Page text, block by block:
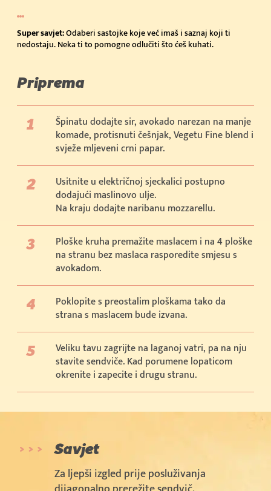
Super savjet:Odaberi sastojke koje već imaš i saznaj koji ti
nedostaju. Neka ti to pomogne odlučiti što ćeš kuhati.
Priprema
Špinatu dodajte sir, avokado narezan na manje
komade, protisnuti češnjak, Vegetu Fine blend i
svježe mljeveni crni papar.
Usitnite u električnoj sjeckalici postupno
dodajući maslinovo ulje.
Na kraju dodajte naribanu mozzarellu.
Ploške kruha premažite maslacem i na 4 ploške
na stranu bez maslaca rasporedite smjesu s
avokadom.
Poklopite s preostalim ploškama tako da
strana s maslacem bude izvana.
Veliku tavu zagrijte na laganoj vatri, pa na nju
stavite sendviče. Kad porumene lopaticom
okrenite i zapecite i drugu stranu.
Savjet
Za ljepši izgled prije posluživanja